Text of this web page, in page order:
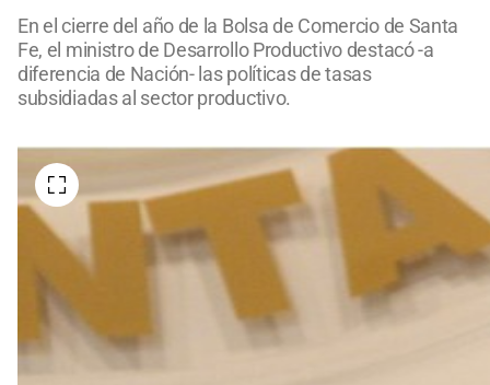
En el cierre del año de la Bolsa de Comercio de Santa
Fe, el ministro de Desarrollo Productivo destacó -a
diferencia de Nación- las políticas de tasas
subsidiadas al sector productivo.